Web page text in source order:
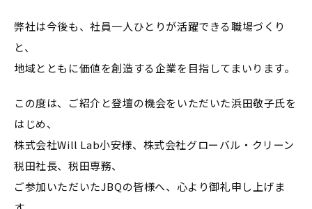
弊社は今後も、社員一人ひとりが活躍できる職場づくり
と、
地域とともに価値を創造する企業を目指してまいります。
この度は、ご紹介と登壇の機会をいただいた浜田敬子氏を
はじめ、
株式会社Will Lab小安様、株式会社グローバル・クリーン
税田社長、税田専務、
ご参加いただいたJBQの皆様へ、心より御礼申し上げま